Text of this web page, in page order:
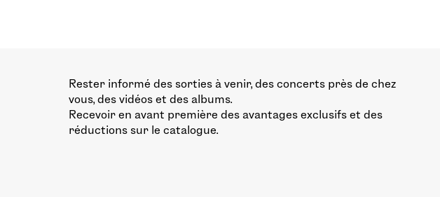
Rester informé des sorties à venir, des concerts près de chez
vous, des vidéos et des albums.
Recevoir en avant première des avantages exclusifs et des
réductions sur le catalogue.